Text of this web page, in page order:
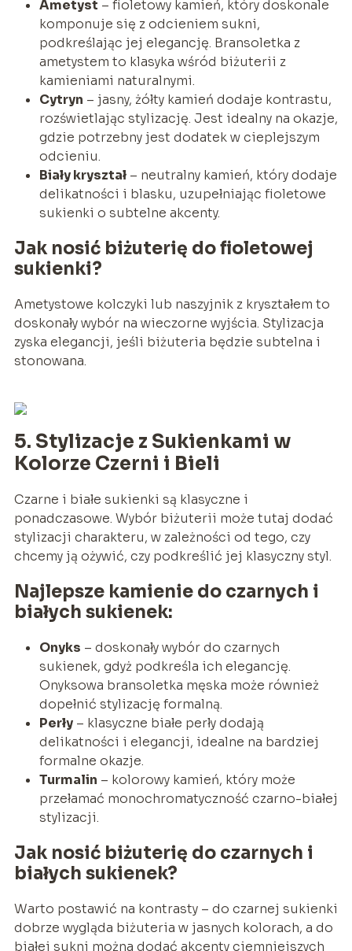
Ametyst – fioletowy kamień, który doskonale
komponuje się z odcieniem sukni,
podkreślając jej elegancję. Bransoletka z
ametystem to klasyka wśród biżuterii z
kamieniami naturalnymi.
Cytryn – jasny, żółty kamień dodaje kontrastu,
rozświetlając stylizację. Jest idealny na okazje,
gdzie potrzebny jest dodatek w cieplejszym
odcieniu.
Biały kryształ– neutralny kamień, który dodaje
delikatności i blasku, uzupełniając fioletowe
sukienki o subtelne akcenty.
Jak nosić biżuterię do fioletowej
sukienki?
Ametystowe kolczyki lub naszyjnik z kryształem to
doskonały wybór na wieczorne wyjścia. Stylizacja
zyska elegancji, jeśli biżuteria będzie subtelna i
stonowana.
5. Stylizacje z Sukienkami w
Kolorze Czerni i Bieli
Czarne i białe sukienki są klasyczne i
ponadczasowe. Wybór biżuterii może tutaj dodać
stylizacji charakteru, w zależności od tego, czy
chcemy ją ożywić, czy podkreślić jej klasyczny styl.
Najlepsze kamienie do czarnych i
białych sukienek:
Onyks – doskonały wybór do czarnych
sukienek, gdyż podkreśla ich elegancję.
Onyksowa bransoletka męska może również
dopełnić stylizację formalną.
Perły– klasyczne białe perły dodają
delikatności i elegancji, idealne na bardziej
formalne okazje.
Turmalin – kolorowy kamień, który może
przełamać monochromatyczność czarno-białej
stylizacji.
Jak nosić biżuterię do czarnych i
białych sukienek?
Warto postawić na kontrasty – do czarnej sukienki
dobrze wygląda biżuteria w jasnych kolorach, a do
białej sukni można dodać akcenty ciemniejszych